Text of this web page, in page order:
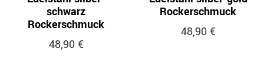
schwarz
Rockerschmuck
48,90 €
Rockerschmuck
48,90 €